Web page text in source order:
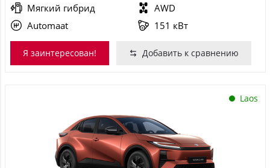
Мягкий гибрид
AWD
Automaat
151 кВт
Я заинтересован! Добавить к сравнению
Laos